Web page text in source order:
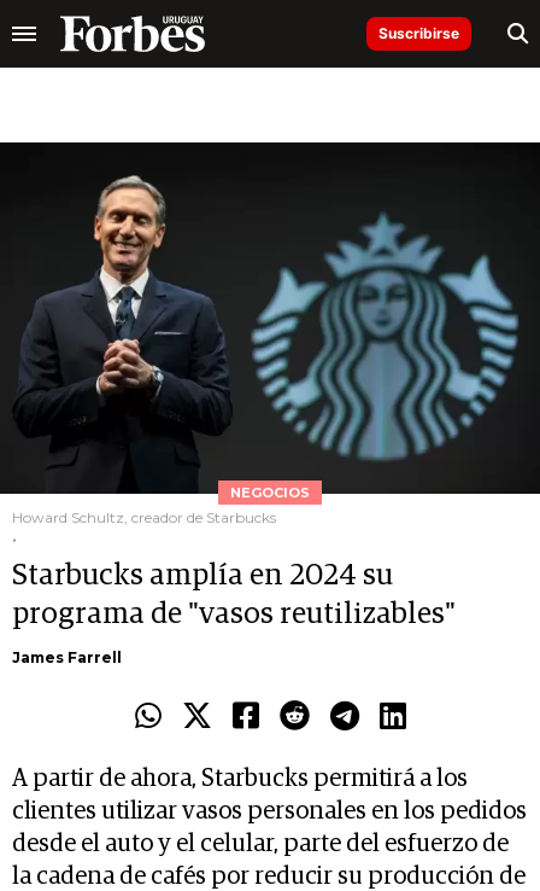
Suscribirse
NEGOCIOS
Howard Schultz, creador de Starbucks
.
Starbucks amplía en 2024 su
programa de "vasos reutilizables"
James Farrell
A partir de ahora, Starbucks permitirá a los
clientes utilizar vasos personales en los pedidos
desde el auto y el celular, parte del esfuerzo de
la cadena de cafés por reducir su producción de